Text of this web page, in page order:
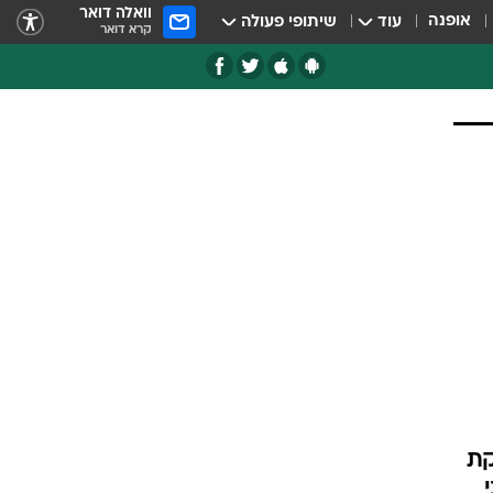
אופנה עוד שיתופי פעולה וואלה דואר
קרא דואר